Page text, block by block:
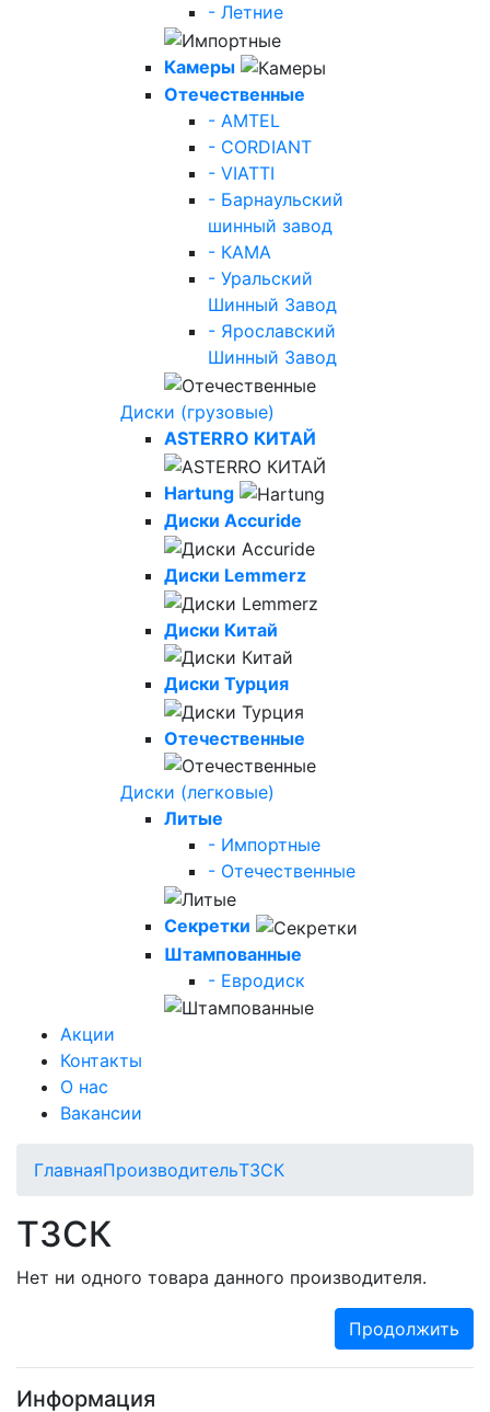
- Летние
Камеры
Отечественные
- AMTEL
- CORDIANT
- VIATTI
- Барнаульский
шинный завод
- КАМА
- Уральский
Шинный Завод
- Ярославский
Шинный Завод
Диски (грузовые)
ASTERRO КИТАЙ
Hartung
Диски Accuride
Диски Lemmerz
Диски Китай
Диски Турция
Отечественные
Диски (легковые)
Литые
- Импортные
- Отечественные
Секретки
Штампованные
- Евродиск
Акции
Контакты
О нас
Вакансии
ГлавнаяПроизводительТЗСК
ТЗСК
Нет ни одного товара данного производителя.
Продолжить
Информация